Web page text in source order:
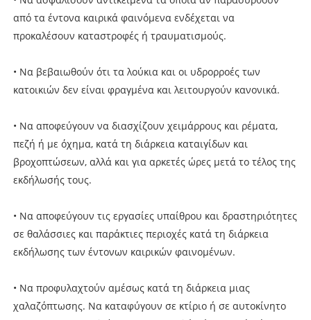
από τα έντονα καιρικά φαινόμενα ενδέχεται να
προκαλέσουν καταστροφές ή τραυματισμούς.
• Να βεβαιωθούν ότι τα λούκια και οι υδρορροές των
κατοικιών δεν είναι φραγμένα και λειτουργούν κανονικά.
• Να αποφεύγουν να διασχίζουν χειμάρρους και ρέματα,
πεζή ή με όχημα, κατά τη διάρκεια καταιγίδων και
βροχοπτώσεων, αλλά και για αρκετές ώρες μετά το τέλος της
εκδήλωσής τους.
• Να αποφεύγουν τις εργασίες υπαίθρου και δραστηριότητες
σε θαλάσσιες και παράκτιες περιοχές κατά τη διάρκεια
εκδήλωσης των έντονων καιρικών φαινομένων.
• Να προφυλαχτούν αμέσως κατά τη διάρκεια μιας
χαλαζόπτωσης. Να καταφύγουν σε κτίριο ή σε αυτοκίνητο